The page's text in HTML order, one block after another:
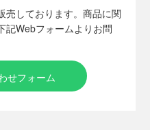
ります。
に表示出来るよう努めており
若干の誤差が生じる場合があ
い細かなキズ、汚れが見受け
売しております。商品に関
記Webフォームよりお問
せフォーム